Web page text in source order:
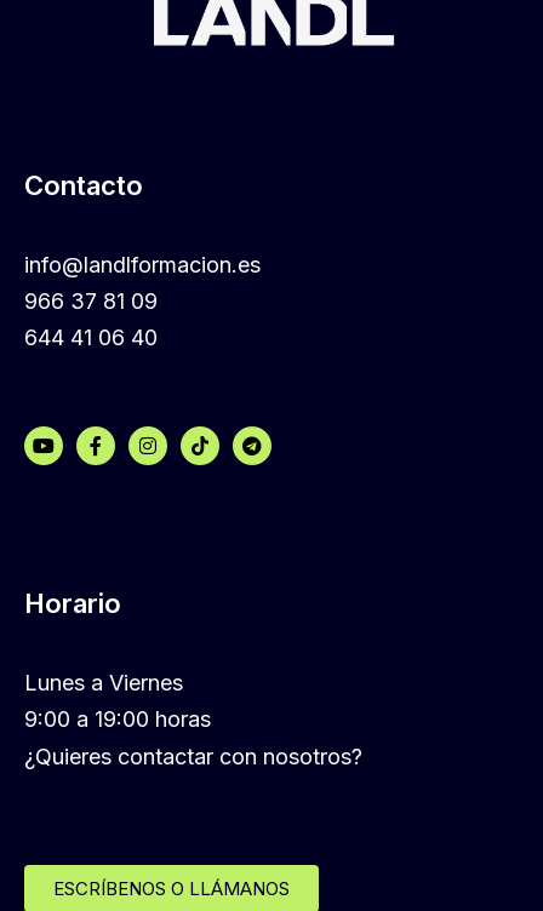
Contacto
info@landlformacion.es
966 37 81 09
644 41 06 40
Horario
Lunes a Viernes
9:00 a 19:00 horas
¿Quieres contactar con nosotros?
ESCRÍBENOS O LLÁMANOS